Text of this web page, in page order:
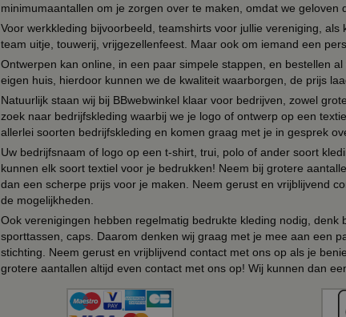
minimumaantallen om je zorgen over te maken, omdat we geloven
Voor werkkleding bijvoorbeeld, teamshirts voor jullie vereniging, als
team uitje, touwerij, vrijgezellenfeest. Maar ook om iemand een
Ontwerpen kan online, in een paar simpele stappen, en bestellen
eigen huis, hierdoor kunnen we de kwaliteit waarborgen, de prijs
Natuurlijk staan wij bij BBwebwinkel klaar voor bedrijven, zowel
zoek naar bedrijfskleding waarbij we je logo of ontwerp op een
allerlei soorten bedrijfskleding en komen graag met je in gesprek
Uw bedrijfsnaam of logo op een t-shirt, trui, polo of ander soort
kunnen elk soort textiel voor je bedrukken! Neem bij grotere
dan een scherpe prijs voor je maken. Neem gerust en vrijblijvend
de mogelijkheden.
Ook verenigingen hebben regelmatig bedrukte kleding nodig, denk
sporttassen, caps. Daarom denken wij graag met je mee aan een
stichting. Neem gerust en vrijblijvend contact met ons op als je
grotere aantallen altijd even contact met ons op! Wij kunnen dan